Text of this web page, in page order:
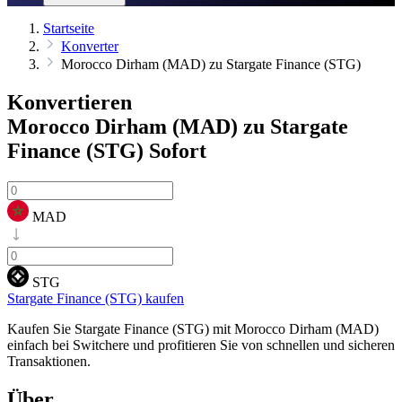
Startseite
Konverter
Morocco Dirham (MAD) zu Stargate Finance (STG)
Konvertieren
Morocco Dirham (MAD) zu Stargate
Finance (STG) Sofort
MAD
STG
Stargate Finance (STG) kaufen
Kaufen Sie Stargate Finance (STG) mit Morocco Dirham (MAD)
einfach bei Switchere und profitieren Sie von schnellen und sicheren
Transaktionen.